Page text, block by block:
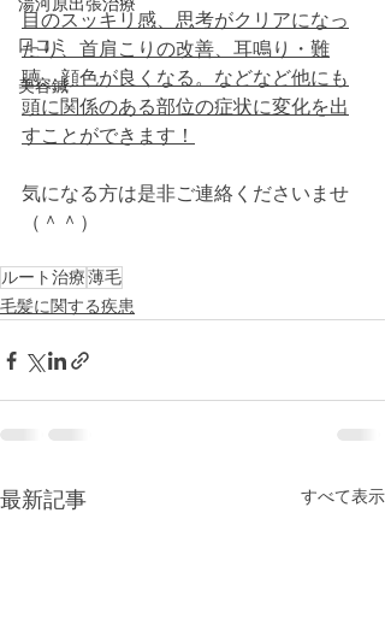
口コミ
美容鍼
目のスッキリ感、思考がクリアになっ
たり、首肩こりの改善、耳鳴り・難
聴、顔色が良くなる。などなど他にも
頭に関係のある部位の症状に変化を出
すことができます！
気になる方は是非ご連絡くださいませ
（＾＾）
ルート治療薄毛
毛髪に関する疾患
最新記事 すべて表示